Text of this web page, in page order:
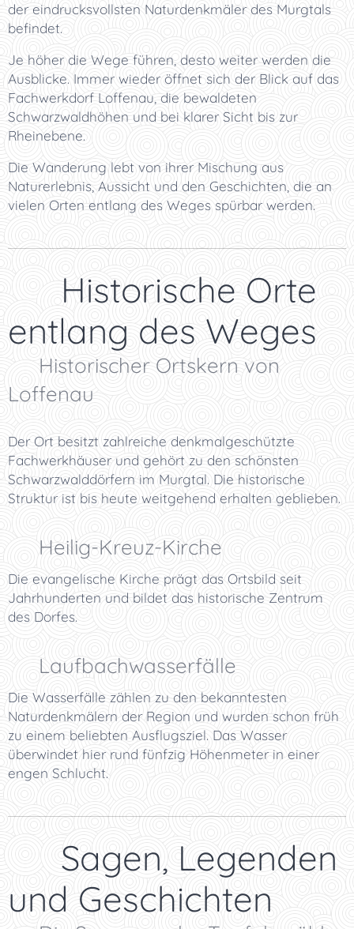
der eindrucksvollsten Naturdenkmäler des Murgtals
befindet.
Je höher die Wege führen, desto weiter werden die
Ausblicke. Immer wieder öffnet sich der Blick auf das
Fachwerkdorf Loffenau, die bewaldeten
Schwarzwaldhöhen und bei klarer Sicht bis zur
Rheinebene.
Die Wanderung lebt von ihrer Mischung aus
Naturerlebnis, Aussicht und den Geschichten, die an
vielen Orten entlang des Weges spürbar werden.
🏰 Historische Orte
entlang des Weges
⛪ Historischer Ortskern von
Loffenau
Der Ort besitzt zahlreiche denkmalgeschützte
Fachwerkhäuser und gehört zu den schönsten
Schwarzwalddörfern im Murgtal. Die historische
Struktur ist bis heute weitgehend erhalten geblieben.
⛪ Heilig-Kreuz-Kirche
Die evangelische Kirche prägt das Ortsbild seit
Jahrhunderten und bildet das historische Zentrum
des Dorfes.
💧 Laufbachwasserfälle
Die Wasserfälle zählen zu den bekanntesten
Naturdenkmälern der Region und wurden schon früh
zu einem beliebten Ausflugsziel. Das Wasser
überwindet hier rund fünfzig Höhenmeter in einer
engen Schlucht.
📜 Sagen, Legenden
und Geschichten